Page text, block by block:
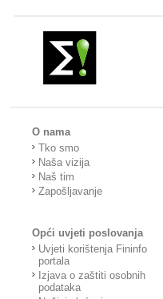
O nama
Tko smo
Naša vizija
Naš tim
Zapošljavanje
Opći uvjeti poslovanja
Uvjeti korištenja Fininfo
portala
Izjava o zaštiti osobnih
podataka